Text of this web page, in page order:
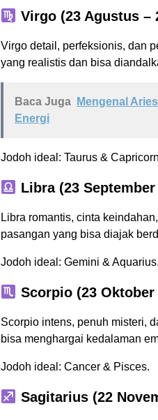
Virgo (23 Agustus –
Virgo detail, perfeksionis, dan
yang realistis dan bisa
Baca Juga
Mengenal
Energi
Jodoh ideal: Taurus &
Libra (23
Libra romantis, cinta
pasangan yang bisa diajak
Jodoh ideal: Gemini & Aquarius.
Scorpio (23 Oktober
Scorpio intens, penuh misteri,
bisa menghargai kedalaman
Jodoh ideal: Cancer & Pisces.
Sagitarius (22